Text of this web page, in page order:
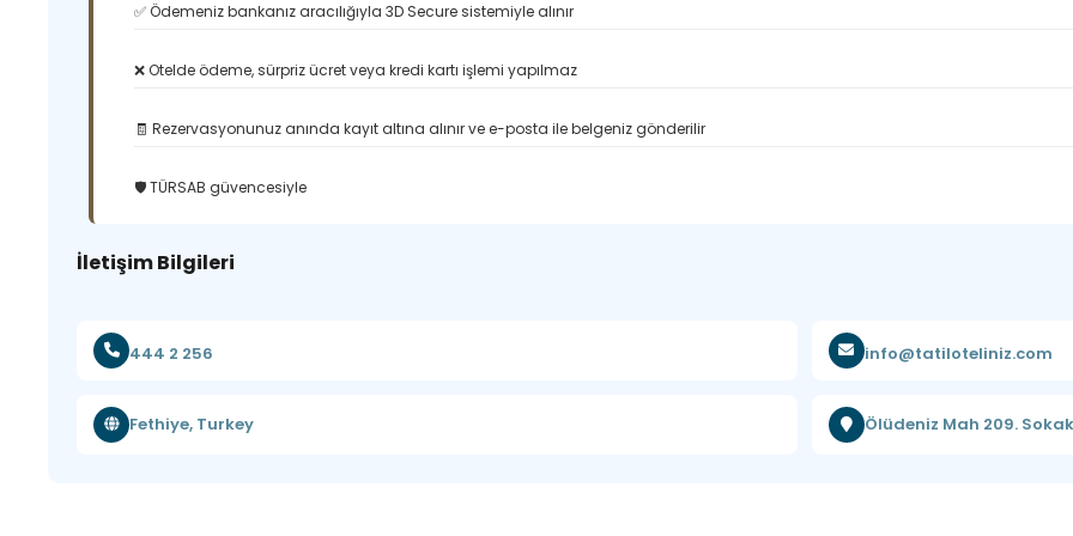
✅ Ödemeniz bankanız aracılığıyla 3D Secure sistemiyle alınır
❌ Otelde ödeme, sürpriz ücret veya kredi kartı işlemi yapılmaz
🧾 Rezervasyonunuz anında kayıt altına alınır ve e-posta ile belgeniz gönderilir
🛡️ TÜRSAB güvencesiyle
İletişim Bilgileri
444 2 256 info@tatiloteliniz.com
Fethiye, Turkey Ölüdeniz Mah 209. Sokak